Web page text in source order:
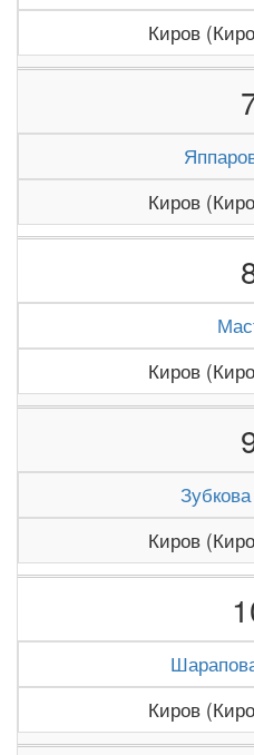
Киров
Киров
Киров
Киров
Киров